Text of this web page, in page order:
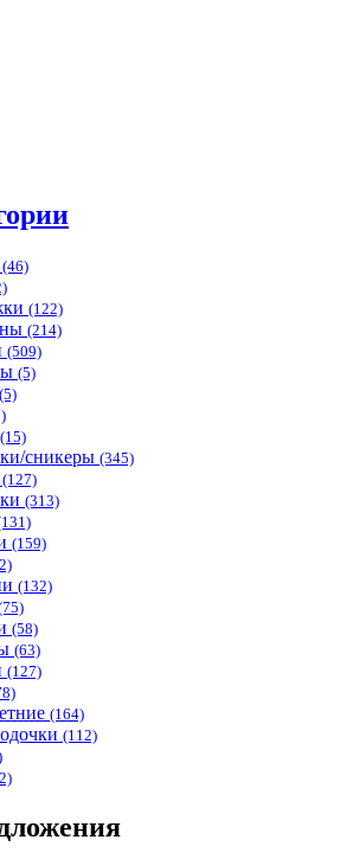
(46)
(122)
(214)
(509)
(5)
(5)
(15)
сникеры (345)
(127)
(313)
(159)
(132)
(58)
(63)
(127)
(164)
(112)